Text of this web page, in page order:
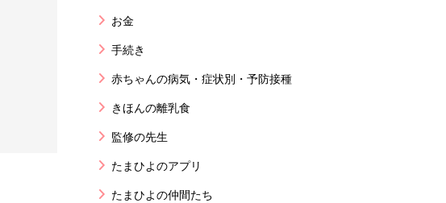
お金
手続き
赤ちゃんの病気・症状別・予防接種
きほんの離乳食
監修の先生
たまひよのアプリ
たまひよの仲間たち